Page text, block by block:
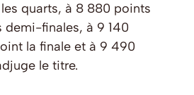
quarts, à 8 880 points
demi-finales, à 9 140
la finale et à 9 490
le titre.